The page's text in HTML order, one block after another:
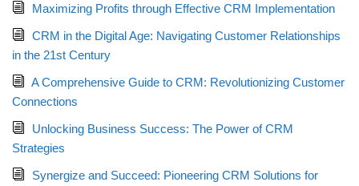
Maximizing Profits through Effective CRM Implementation
CRM in the Digital Age: Navigating Customer Relationships
in the 21st Century
A Comprehensive Guide to CRM: Revolutionizing Customer
Connections
Unlocking Business Success: The Power of CRM
Strategies
Synergize and Succeed: Pioneering CRM Solutions for